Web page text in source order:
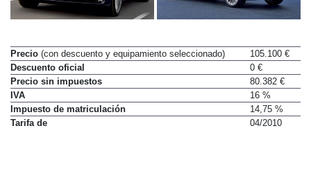
Precio(con descuento y equipamiento seleccionado)
105.100 €
Descuento oficial
0 €
Precio sin impuestos
80.382 €
IVA
16 %
Impuesto de matriculación
14,75 %